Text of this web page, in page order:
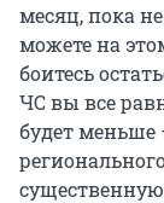
месяц, пока
можете на
боитесь
ЧС вы все
будет меньше